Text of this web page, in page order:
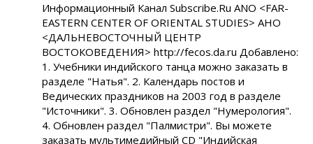
Информационный Канал Subscribe.Ru ANO <FAR-
EASTERN CENTER OF ORIENTAL STUDIES> АНО
<ДАЛЬНЕВОСТОЧНЫЙ ЦЕНТР
ВОСТОКОВЕДЕНИЯ> http://fecos.da.ru Добавлено:
1. Учебники индийского танца можно заказать в
разделе "Натья". 2. Календарь постов и
Ведических праздников на 2003 год в разделе
"Источники". 3. Обновлен раздел "Нумерология".
4. Обновлен раздел "Палмистри". Вы можете
заказать мультимедийный CD "Индийская